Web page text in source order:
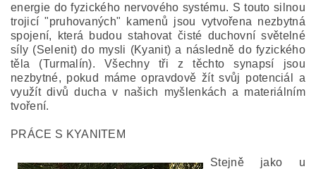
energie do fyzického nervového systému. S touto silnou
trojicí "pruhovaných" kamenů jsou vytvořena nezbytná
spojení, která budou stahovat čisté duchovní světelné
síly (Selenit) do mysli (Kyanit) a následně do fyzického
těla (Turmalín). Všechny tři z těchto synapsí jsou
nezbytné, pokud máme opravdově žít svůj potenciál a
využít divů ducha v našich myšlenkách a materiálním
tvoření.
PRÁCE S KYANITEM
Stejně jako u